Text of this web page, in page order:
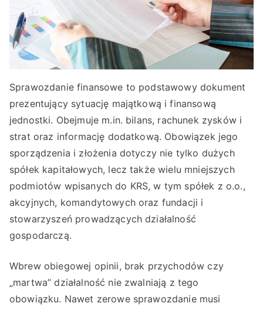
Sprawozdanie finansowe to podstawowy dokument
prezentujący sytuację majątkową i finansową
jednostki. Obejmuje m.in. bilans, rachunek zysków i
strat oraz informację dodatkową. Obowiązek jego
sporządzenia i złożenia dotyczy nie tylko dużych
spółek kapitałowych, lecz także wielu mniejszych
podmiotów wpisanych do KRS, w tym spółek z o.o.,
akcyjnych, komandytowych oraz fundacji i
stowarzyszeń prowadzących działalność
gospodarczą.
Wbrew obiegowej opinii, brak przychodów czy
„martwa” działalność nie zwalniają z tego
obowiązku. Nawet zerowe sprawozdanie musi